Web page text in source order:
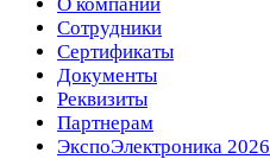
Сотрудники
Сертификаты
Документы
Реквизиты
Партнерам
ЭкспоЭлектроника 2026